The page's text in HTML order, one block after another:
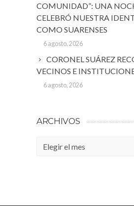
COMUNIDAD”: UNA
CELEBRÓ NUESTRA
COMO SUARENSES
6 agosto, 2026
CORONEL SUÁREZ
VECINOS E
6 agosto, 2026
ARCHIVOS
Archivos